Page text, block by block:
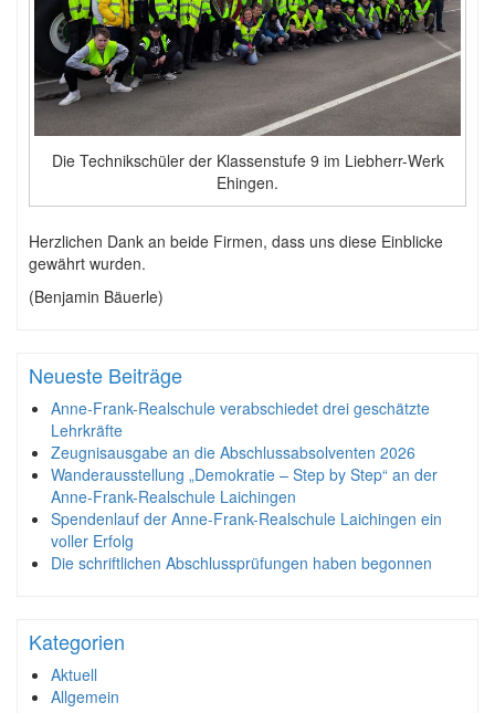
Die Technikschüler der Klassenstufe 9 im Liebherr-Werk
Ehingen.
Herzlichen Dank an beide Firmen, dass uns diese Einblicke
gewährt wurden.
(Benjamin Bäuerle)
Neueste Beiträge
Anne-Frank-Realschule verabschiedet drei geschätzte
Lehrkräfte
Zeugnisausgabe an die Abschlussabsolventen 2026
Wanderausstellung „Demokratie – Step by Step“ an der
Anne-Frank-Realschule Laichingen
Spendenlauf der Anne-Frank-Realschule Laichingen ein
voller Erfolg
Die schriftlichen Abschlussprüfungen haben begonnen
Kategorien
Aktuell
Allgemein